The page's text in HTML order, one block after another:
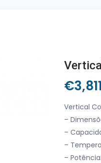
€
Vertical
–
–
–
–